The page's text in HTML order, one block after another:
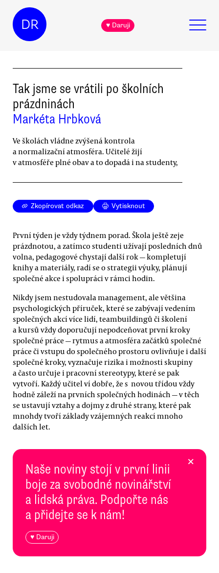
DR ♥ Daruji
Tak jsme se vrátili po školních
prázdninách
Markéta Hrbková
Ve školách vládne zvýšená kontrola
a normalizační atmosféra. Učitelé žijí
v atmosféře plné obav a to dopadá i na studenty,
Zkopírovat odkaz Vytisknout
První týden je vždy týdnem porad. Škola ještě zeje
prázdnotou, a zatímco studenti užívají posledních dnů
volna, pedagogové chystají další rok — kompletují
knihy a materiály, radí se o strategii výuky, plánují
společné akce i spolupráci v rámci hodin.
Nikdy jsem nestudovala management, ale většina
psychologických příruček, které se zabývají vedením
společných akcí více lidí, teambuildingů či školení
a kursů vždy doporučují nepodceňovat první kroky
společné práce — rytmus a atmosféra začátků společné
práce či vstupu do společného prostoru ovlivňuje i další
společné kroky, vyznačuje rizika i možnosti skupiny
a často určuje i pracovní stereotypy, které se pak
vytvoří. Každý učitel ví dobře, že s novou třídou vždy
hodně záleží na prvních společných hodinách — v těch
se ustavují vztahy a dojmy z druhé strany, které pak
mnohdy tvoří základy vzájemných reakcí mnoho
dalších let.
Naše noviny stojí v první linii
boje za svobodné novinářství
a lidská práva. Podpořte nás
a přidejte se k nám!
♥ Daruji
×